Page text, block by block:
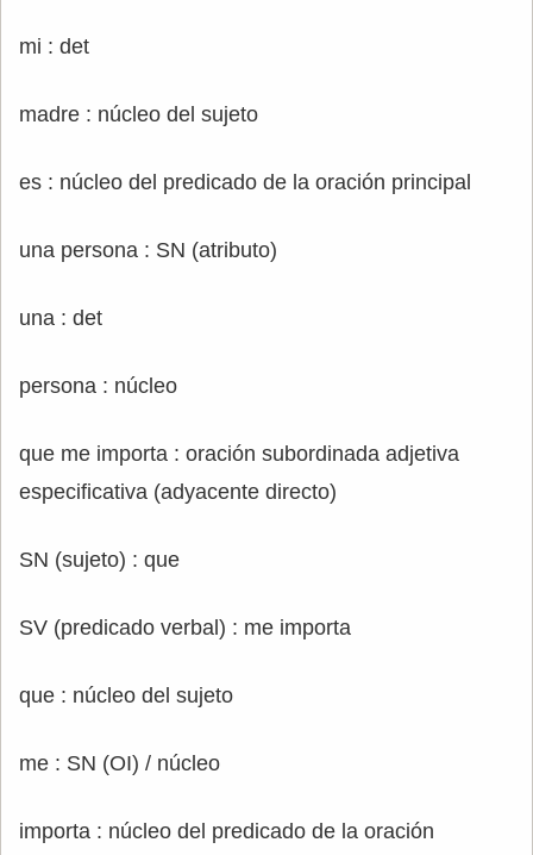
mi : det
madre : núcleo del sujeto
es : núcleo del predicado de la oración principal
una persona : SN (atributo)
una : det
persona : núcleo
que me importa : oración subordinada adjetiva
especificativa (adyacente directo)
SN (sujeto) : que
SV (predicado verbal) : me importa
que : núcleo del sujeto
me : SN (OI) / núcleo
importa : núcleo del predicado de la oración